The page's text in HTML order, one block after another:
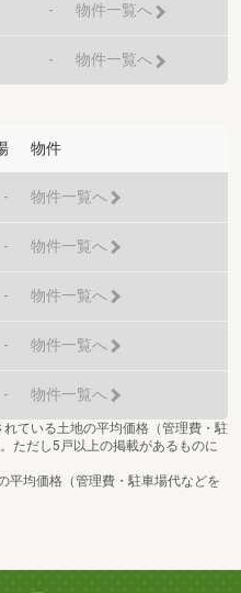
- 物件一覧へ
- 物件一覧へ
物件
- 物件一覧へ
- 物件一覧へ
- 物件一覧へ
- 物件一覧へ
- 物件一覧へ
ている土地の平均価格（管理費・駐
ただし5戸以上の掲載があるものに
平均価格（管理費・駐車場代などを